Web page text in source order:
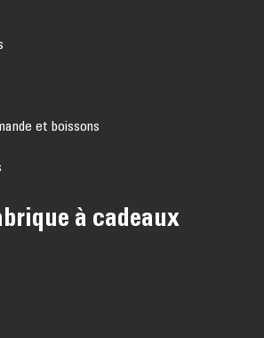
et boissons
à cadeaux